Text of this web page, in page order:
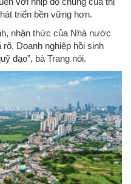
triển bền vững hơn.
nhận thức của Nhà nước
Doanh nghiệp hồi sinh
đạo”, bà Trang nói.